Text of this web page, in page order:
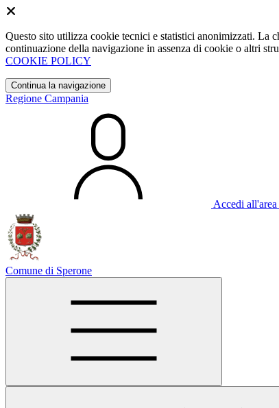
Questo sito utilizza cookie tecnici e statistici anonimizzati. La
continuazione della navigazione in assenza di cookie o altri
COOKIE POLICY
Continua la navigazione
Regione Campania
Accedi all'area
Comune di Sperone